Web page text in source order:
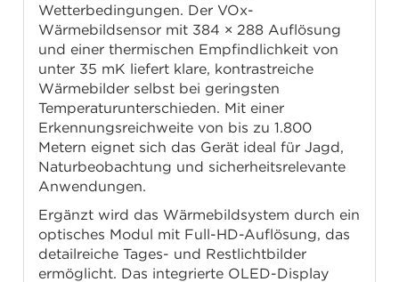
Wetterbedingungen. Der VOx-
Wärmebildsensor mit 384 × 288 Auflösung
und einer thermischen Empfindlichkeit von
unter 35 mK liefert klare, kontrastreiche
Wärmebilder selbst bei geringsten
Temperaturunterschieden. Mit einer
Erkennungsreichweite von bis zu 1.800
Metern eignet sich das Gerät ideal für Jagd,
Naturbeobachtung und sicherheitsrelevante
Anwendungen.
Ergänzt wird das Wärmebildsystem durch ein
optisches Modul mit Full-HD-Auflösung, das
detailreiche Tages- und Restlichtbilder
ermöglicht. Das integrierte OLED-Display